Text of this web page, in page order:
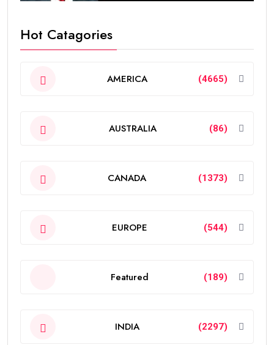
Hot Catagories
AMERICA (4665)
AUSTRALIA (86)
CANADA (1373)
EUROPE (544)
Featured (189)
INDIA (2297)